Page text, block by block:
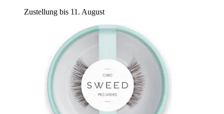
Zustellung bis 11. August